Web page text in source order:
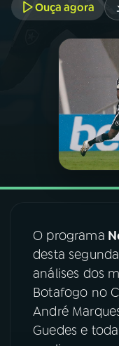
PROGRAMAS
PODCASTS
VIDEOCASTS
08 FESTIVAL
ACOMPANHE A
YouTube
Ouça agora
O programa
desta
análises dos
Botafogo no
André
Guedes e